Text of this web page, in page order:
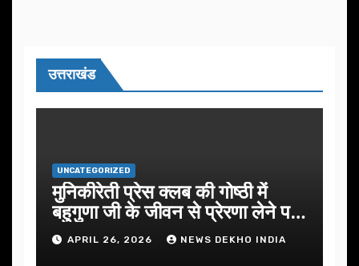
उत्तराखंड
UNCATEGORIZED
मुनिकीरेती प्रेस क्लब की गोष्ठी में
बहुगुणा जी के जीवन से प्रेरणा लेने पर
जोरAPRIL 26, 2026 NEWS DEKHO INDIA